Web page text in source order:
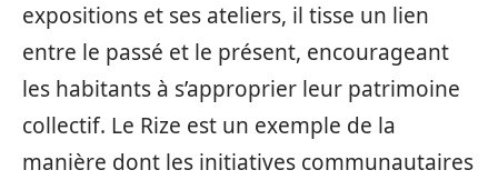
expositions et ses ateliers, il tisse un lien
entre le passé et le présent, encourageant
les habitants à s’approprier leur patrimoine
collectif. Le Rize est un exemple de la
manière dont les initiatives communautaires